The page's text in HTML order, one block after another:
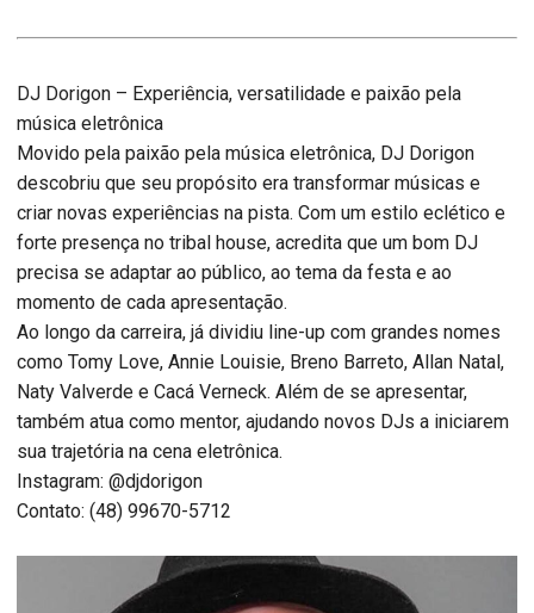
DJ Dorigon – Experiência, versatilidade e paixão pela
música eletrônica
Movido pela paixão pela música eletrônica, DJ Dorigon
descobriu que seu propósito era transformar músicas e
criar novas experiências na pista. Com um estilo eclético e
forte presença no tribal house, acredita que um bom DJ
precisa se adaptar ao público, ao tema da festa e ao
momento de cada apresentação.
Ao longo da carreira, já dividiu line-up com grandes nomes
como Tomy Love, Annie Louisie, Breno Barreto, Allan Natal,
Naty Valverde e Cacá Verneck. Além de se apresentar,
também atua como mentor, ajudando novos DJs a iniciarem
sua trajetória na cena eletrônica.
Instagram: @djdorigon
Contato: (48) 99670-5712